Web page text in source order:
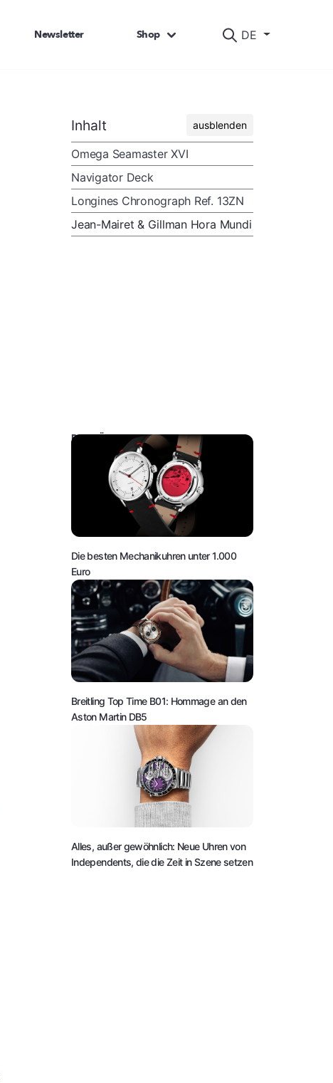
DE
Newsletter Shop
Inhalt ausblenden
Omega Seamaster XVI
Navigator Deck
Longines Chronograph Ref. 13ZN
Jean-Mairet & Gillman Hora Mundi
DAS KÖNNTE SIE AUCH INTERESSIEREN:
Die besten Mechanikuhren unter 1.000
Euro
Breitling Top Time B01: Hommage an den
Aston Martin DB5
Alles, außer gewöhnlich: Neue Uhren von
Independents, die die Zeit in Szene setzen